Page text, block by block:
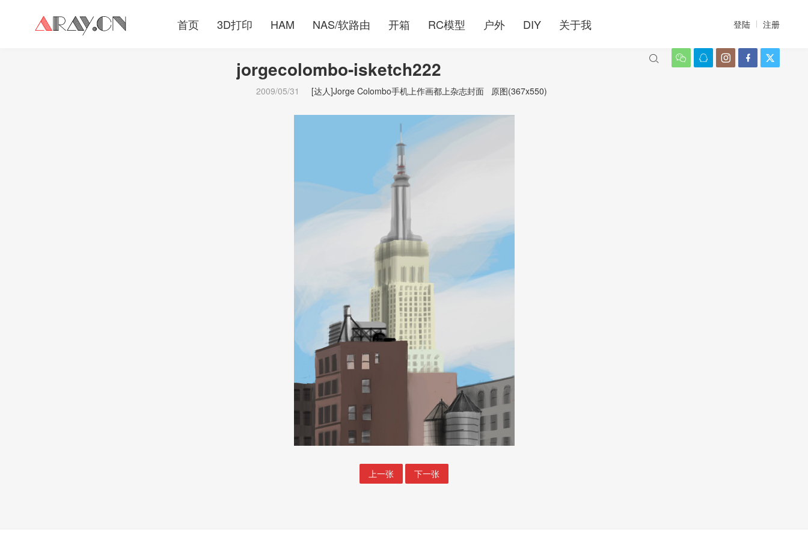
首页 3D打印 HAM NAS/软路由 开箱 RC模型 户外 DIY 关于我 登陆 注册
    

jorgecolombo-isketch222
2009/05/31 [达人]Jorge Colombo手机上作画都上杂志封面 原图(367x550)
上一张 下一张